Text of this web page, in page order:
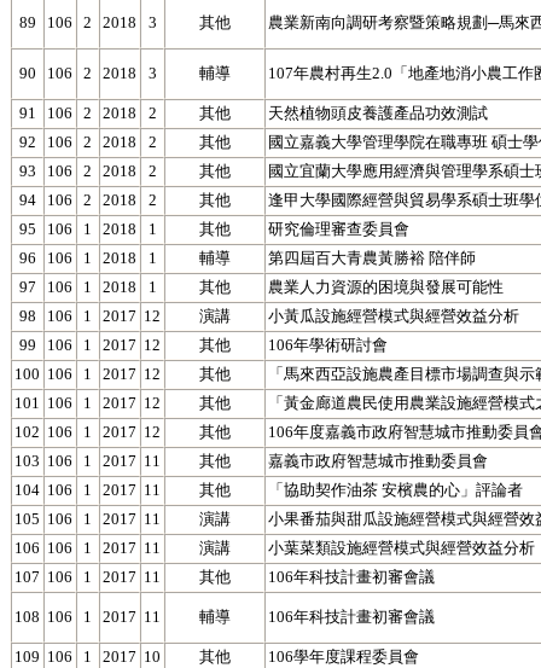
89 106 2 2018 3 其他 農業新南向調研考察暨策略規劃─馬來
90 106 2 2018 3 輔導 107年農村再生2.0「地產地消小農工作
91 106 2 2018 2 其他
天然植物頭皮養護產品功效測試
92
106 2 2018 2 其他
國立嘉義大學管理學院在職專班 碩士
93
106 2 2018 2 其他
國立宜蘭大學應用經濟與管理學系碩士
94
106 2 2018 2 其他
逢甲大學國際經營與貿易學系碩士班學
95
106 1 2018 1 其他
研究倫理審查委員會
96
106 1 2018 1 輔導
第四屆百大青農黃勝裕 陪伴師
97
106 1 2018 1 其他
農業人力資源的困境與發展可能性
98
106 1 2017 12 演講
小黃瓜設施經營模式與經營效益分析
99
106 1 2017 12 其他
106年學術研討會
100 106 1 2017 12 其他
「馬來西亞設施農產目標市場調查與
101 106 1 2017 12 其他
「黃金廊道農民使用農業設施經營模
102 106 1 2017 12 其他
106年度嘉義市政府智慧城市推動委員
103 106 1 2017 11 其他
嘉義市政府智慧城市推動委員會
104 106 1 2017 11 其他
「協助契作油茶 安檳農的心」評論者
105 106 1 2017 11 演講
小果番茄與甜瓜設施經營模式與經營效
106 106 1 2017 11 演講
小葉菜類設施經營模式與經營效益分析
107 106 1 2017 11 其他 106年科技計畫初審會議
108 106 1 2017 11 輔導 106年科技計畫初審會議
109 106 1 2017 10 其他
106學年度課程委員會